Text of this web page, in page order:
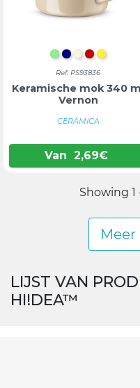
LICHTGROEN
BEIGE
ROOD
GEEL
Ref: PS93836
Keramische mok 340
Vernon
CERÁMICA
Van 2,69€
Showing 1
LIJST VAN
HI!DEA™